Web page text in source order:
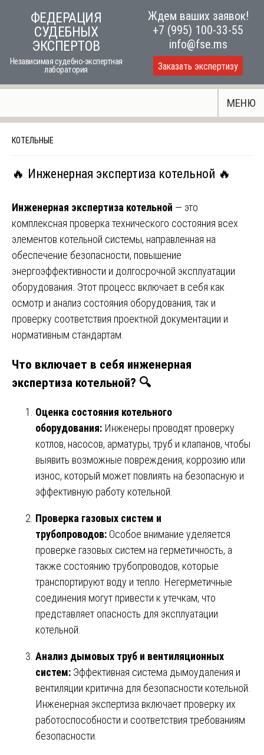
ФЕДЕРАЦИЯ
СУДЕБНЫХ
ЭКСПЕРТОВ
Независимая судебно-экспертная
лаборатория
Ждем ваших заявок!
+7 (995) 100-33-55
info@fse.ms
Заказать экспертизу
МЕНЮ
КОТЕЛЬНЫЕ
🔥 Инженерная экспертиза котельной 🔥
Инженерная экспертиза котельной — это
комплексная проверка технического состояния всех
элементов котельной системы, направленная на
обеспечение безопасности, повышение
энергоэффективности и долгосрочной эксплуатации
оборудования. Этот процесс включает в себя как
осмотр и анализ состояния оборудования, так и
проверку соответствия проектной документации и
нормативным стандартам.
Что включает в себя инженерная
экспертиза котельной? 🔍
Оценка состояния котельного
оборудования: Инженеры проводят проверку
котлов, насосов, арматуры, труб и клапанов, чтобы
выявить возможные повреждения, коррозию или
износ, который может повлиять на безопасную и
эффективную работу котельной.
Проверка газовых систем и
трубопроводов: Особое внимание уделяется
проверке газовых систем на герметичность, а
также состоянию трубопроводов, которые
транспортируют воду и тепло. Негерметичные
соединения могут привести к утечкам, что
представляет опасность для эксплуатации
котельной.
Анализ дымовых труб и вентиляционных
систем: Эффективная система дымоудаления и
вентиляции критична для безопасности котельной.
Инженерная экспертиза включает проверку их
работоспособности и соответствия требованиям
безопасности.